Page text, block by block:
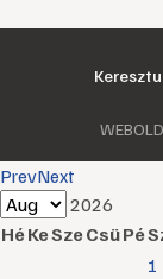
PrevNext
2026
HéKeSzeCsüPé
1